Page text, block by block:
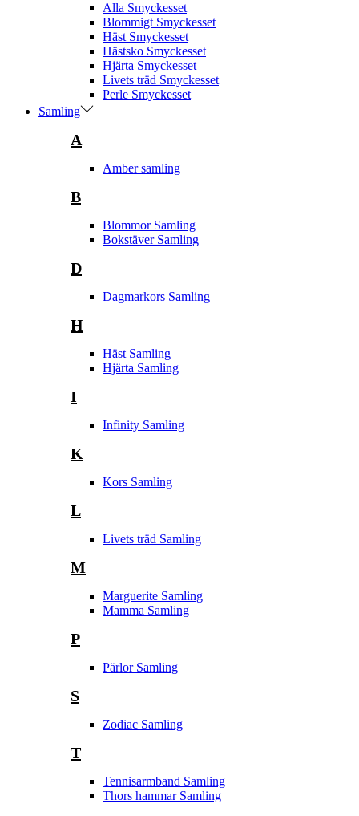
Alla Smyckesset
Blommigt Smyckesset
Häst Smyckesset
Hästsko Smyckesset
Hjärta Smyckesset
Livets träd Smyckesset
Perle Smyckesset
Samling
A
Amber samling
B
Blommor Samling
Bokstäver Samling
D
Dagmarkors Samling
H
Häst Samling
Hjärta Samling
I
Infinity Samling
K
Kors Samling
L
Livets träd Samling
M
Marguerite Samling
Mamma Samling
P
Pärlor Samling
S
Zodiac Samling
T
Tennisarmband Samling
Thors hammar Samling